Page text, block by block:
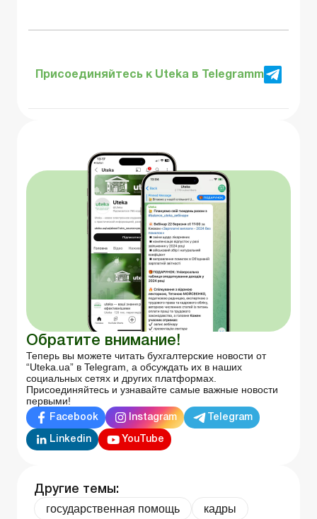
Присоединяйтесь к Uteka в Telegramm
Обратите внимание!
Теперь вы можете читать бухгалтерские новости от
“Uteka.ua” в Telegram, а обсуждать их в наших
социальных сетях и других платформах.
Присоединяйтесь и узнавайте самые важные новости
первыми!
Facebook Instagram Telegram
Linkedin YouTube
Другие темы:
государственная помощь
кадры